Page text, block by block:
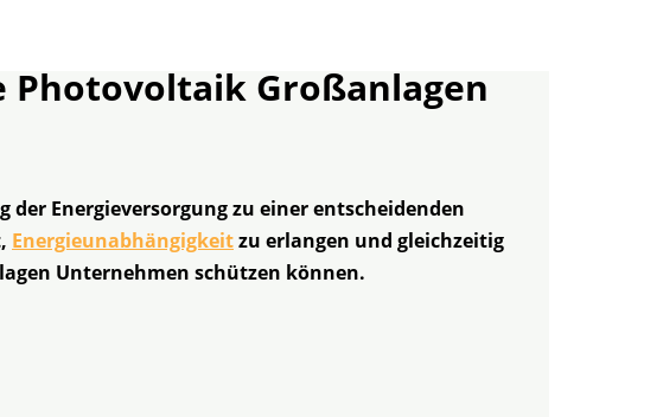
Großanlagen
Energieversorgung zu einer entscheidenden
Energieunabhängigkeitzu erlangen und gleichzeitig
Unternehmen schützen können.